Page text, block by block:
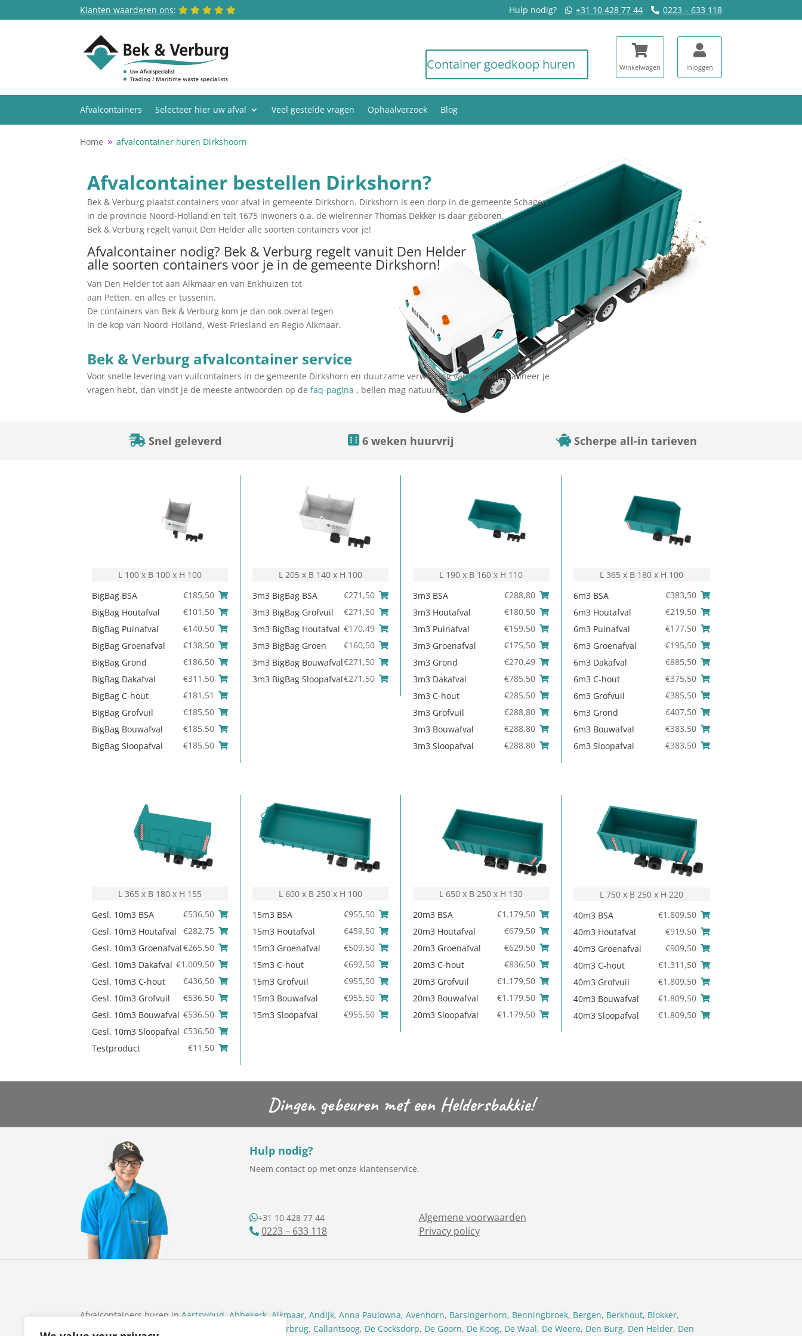
Klanten waarderen ons: Hulp nodig? +31 10 428 77 44 0223 – 633 118
Container goedkoop huren
Afvalcontainers Selecteer hier uw afval Veel gestelde vragen Ophaalverzoek Blog
Home 9 afvalcontainer huren Dirkshoorn
Afvalcontainer bestellen Dirkshorn?
Bek & Verburg plaatst containers voor afval in gemeente Dirkshorn. Dirkshorn is een dorp in de gemeente Schagen
in de provincie Noord-Holland en telt 1675 inwoners o.a. de wielrenner Thomas Dekker is daar geboren.
Bek & Verburg regelt vanuit Den Helder alle soorten containers voor je!
Afvalcontainer nodig? Bek & Verburg regelt vanuit Den Helder
alle soorten containers voor je in de gemeente Dirkshorn!
Van Den Helder tot aan Alkmaar en van Enkhuizen tot
aan Petten, en alles er tussenin.
De containers van Bek & Verburg kom je dan ook overal tegen
in de kop van Noord-Holland, West-Friesland en Regio Alkmaar.
Bek & Verburg afvalcontainer service
Voor snelle levering van vuilcontainers in de gemeente Dirkshorn en duurzame verwerking van je afval. Wanneer je
vragen hebt, dan vindt je de meeste antwoorden op defaq-pagina , bellen mag natuurlijk ook.
Snel geleverd 6 weken huurvrij Scherpe all-in tarieven
L 100 x B 100 x H 100
BigBag BSA
€185,50
BigBag Houtafval
€101,50
BigBag Puinafval
€140,50
BigBag Groenafval
€138,50
BigBag Grond
€186,50
BigBag Dakafval
€311,50
BigBag C-hout
€181,51
BigBag Grofvuil
€185,50
BigBag Bouwafval
€185,50
BigBag Sloopafval
€185,50
L 205 x B 140 x H 100
3m3 BigBag BSA
€271,50
3m3 BigBag Grofvuil
€271,50
3m3 BigBag Houtafval €170,49
3m3 BigBag Groen
€160,50
3m3 BigBag Bouwafval€271,50
3m3 BigBag Sloopafval€271,50
L 190 x B 160 x H 110
3m3 BSA
€288,80
3m3 Houtafval
€180,50
3m3 Puinafval
€159,50
3m3 Groenafval
€175,50
3m3 Grond
€270,49
3m3 Dakafval
€785,50
3m3 C-hout
€285,50
3m3 Grofvuil
€288,80
3m3 Bouwafval
€288,80
3m3 Sloopafval
€288,80
L 365 x B 180 x H 100
6m3 BSA
€383,50
6m3 Houtafval
€219,50
6m3 Puinafval
€177,50
6m3 Groenafval
€195,50
6m3 Dakafval
€885,50
6m3 C-hout
€375,50
6m3 Grofvuil
€385,50
6m3 Grond
€407,50
6m3 Bouwafval
€383,50
6m3 Sloopafval
€383,50
L 365 x B 180 x H 155
Gesl. 10m3 BSA
€536,50
Gesl. 10m3 Houtafval
€282,75
Gesl. 10m3 Groenafval€265,50
Gesl. 10m3 Dakafval €1.009,50
Gesl. 10m3 C-hout
€436,50
Gesl. 10m3 Grofvuil
€536,50
Gesl. 10m3 Bouwafval €536,50
Gesl. 10m3 Sloopafval €536,50
Testproduct
€11,50
L 600 x B 250 x H 100
15m3 BSA
€955,50
15m3 Houtafval
€459,50
15m3 Groenafval
€509,50
15m3 C-hout
€692,50
15m3 Grofvuil
€955,50
15m3 Bouwafval
€955,50
15m3 Sloopafval
€955,50
L 650 x B 250 x H 130
20m3 BSA
€1.179,50
20m3 Houtafval
€679,50
20m3 Groenafval
€629,50
20m3 C-hout
€836,50
20m3 Grofvuil
€1.179,50
20m3 Bouwafval
€1.179,50
20m3 Sloopafval
€1.179,50
L 750 x B 250 x H 220
40m3 BSA
€1.809,50
40m3 Houtafval
€919,50
40m3 Groenafval
€909,50
40m3 C-hout
€1.311,50
40m3 Grofvuil
€1.809,50
40m3 Bouwafval
€1.809,50
40m3 Sloopafval
€1.809,50
Dingen gebeuren met een Heldersbakkie!
Hulp nodig?
Neem contact op met onze klantenservice.
+31 10 428 77 44
0223 – 633 118
Algemene voorwaarden
Privacy policy
Afvalcontainers huren in Aartswoud Abbekerk Alkmaar,Andijk,Anna Paulowna,Avenhorn, Barsingerhorn, Benningbroek, Bergen, Berkhout, Blokker,
Burgerbrug, Callantsoog, De Cocksdorp, De Goorn, De Koog, De Waal, De Weere, Den Burg, Den Helder, Den